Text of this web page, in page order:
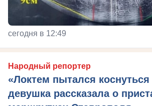
сегодня в 12:49
Народный репортер
«Локтем пытался коснуться
девушка рассказала о